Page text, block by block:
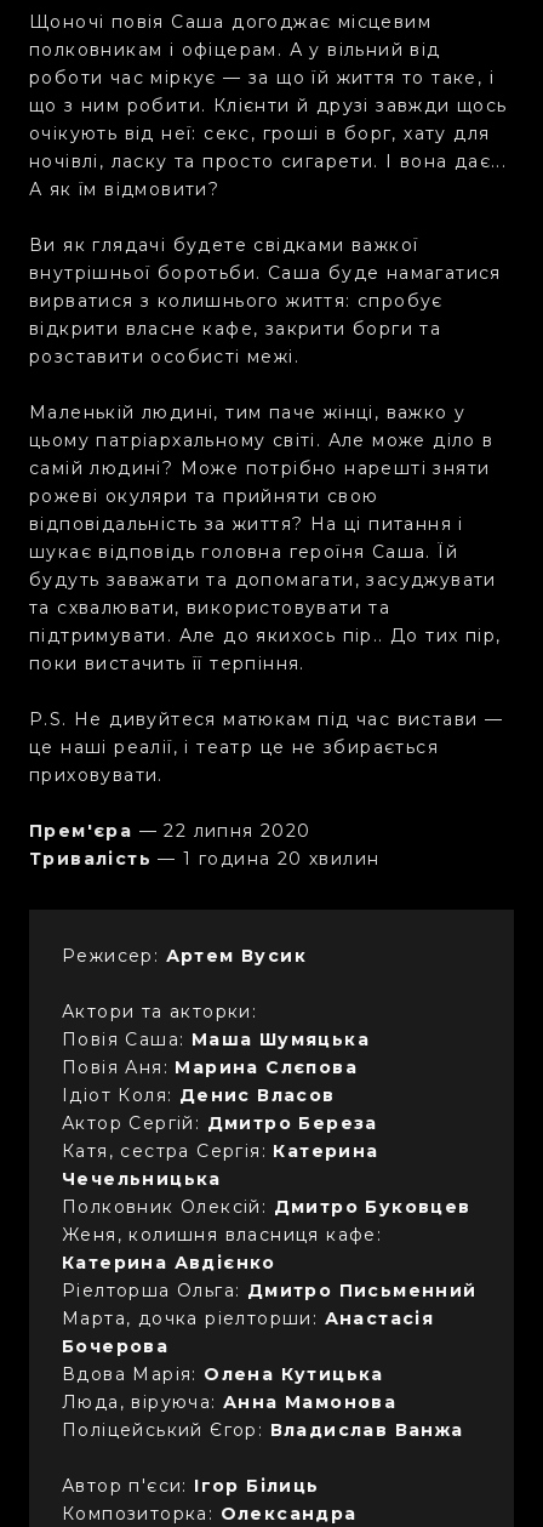
Щоночі повія Саша догоджає місцевим
полковникам і офіцерам. А у вільний від
роботи час міркує — за що їй життя то таке, і
що з ним робити. Клієнти й друзі завжди щось
очікують від неї: секс, гроші в борг, хату для
ночівлі, ласку та просто сигарети. І вона дає...
А як їм відмовити?
Ви як глядачі будете свідками важкої
внутрішньої боротьби. Саша буде намагатися
вирватися з колишнього життя: спробує
відкрити власне кафе, закрити борги та
розставити особисті межі.
Маленькій людині, тим паче жінці, важко у
цьому патріархальному світі. Але може діло в
самій людині? Може потрібно нарешті зняти
рожеві окуляри та прийняти свою
відповідальність за життя? На ці питання і
шукає відповідь головна героїня Саша. Їй
будуть заважати та допомагати, засуджувати
та схвалювати, використовувати та
підтримувати. Але до якихось пір.. До тих пір,
поки вистачить її терпіння.
P.S. Не дивуйтеся матюкам під час вистави —
це наші реалії, і театр це не збирається
приховувати.
Прем'єра — 22 липня 2020
Тривалість— 1 година 20 хвилин
Режисер: Артем Вусик
Актори та акторки:
Повія Саша: Маша Шумяцька
Повія Аня: Марина Слєпова
Ідіот Коля: Денис Власов
Актор Сергій: Дмитро Береза
Катя, сестра Сергія: Катерина
Чечельницька
Полковник Олексій: Дмитро Буковцев
Женя, колишня власниця кафе:
Катерина Авдієнко
Ріелторша Ольга: Дмитро Письменний
Марта, дочка ріелторши: Анастасія
Бочерова
Вдова Марія: Олена Кутицька
Люда, віруюча: Анна Мамонова
Поліцейський Єгор: Владислав Ванжа
Автор п'єси: Ігор Білиць
Композиторка: Олександра